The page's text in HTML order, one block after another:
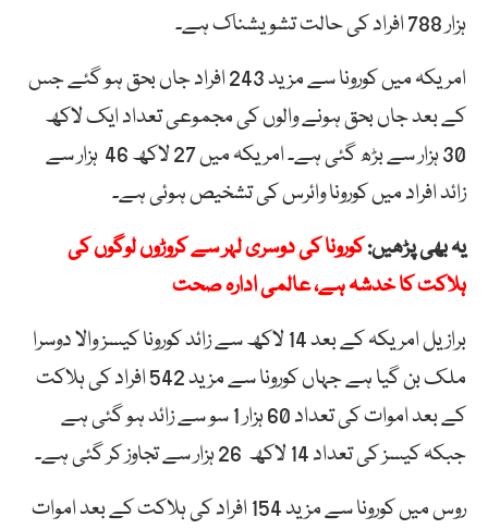
ہزار 788 افراد کی حالت تشویشناک ہے۔
امریکہ میں کورونا سے مزید 243 افراد جاں بحق ہو گئے جس
کے بعد جاں بحق ہونے والوں کی مجموعی تعداد ایک لاکھ
30 ہزار سے بڑھ گئی ہے۔ امریکہ میں 27 لاکھ 46 ہزار سے
زائد افراد میں کورونا وائرس کی تشخیص ہوئی ہے۔
یہ بھی پڑھیں:کورونا کی دوسری لہر سے کروڑوں لوگوں کی
ہلاکت کا خدشہ ہے، عالمی ادارہ صحت
برازیل امریکہ کے بعد 14 لاکھ سے زائد کورونا کیسز والا دوسرا
ملک بن گیا ہے جہاں کورونا سے مزید 542 افراد کی ہلاکت
کے بعد اموات کی تعداد 60 ہزار 1 سو سے زائد ہو گئی ہے
جبکہ کیسز کی تعداد 14 لاکھ 26 ہزار سے تجاوز کر گئی ہے۔
روس میں کورونا سے مزید 154 افراد کی ہلاکت کے بعد اموات